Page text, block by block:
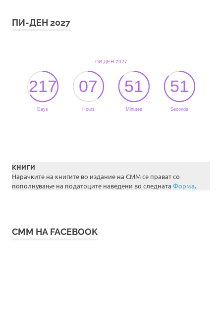
ПИ-ДЕН 2027
КНИГИ
Нарачките на книгите во издание на СММ се прават со
пополнување на податоците наведени во следната Форма.
СММ НА FACEBOOK